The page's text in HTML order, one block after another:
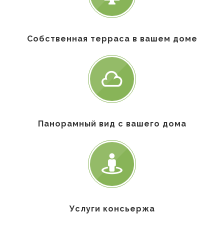
Собственная терраса в вашем доме
Панорамный вид с вашего дома
Услуги консьержа